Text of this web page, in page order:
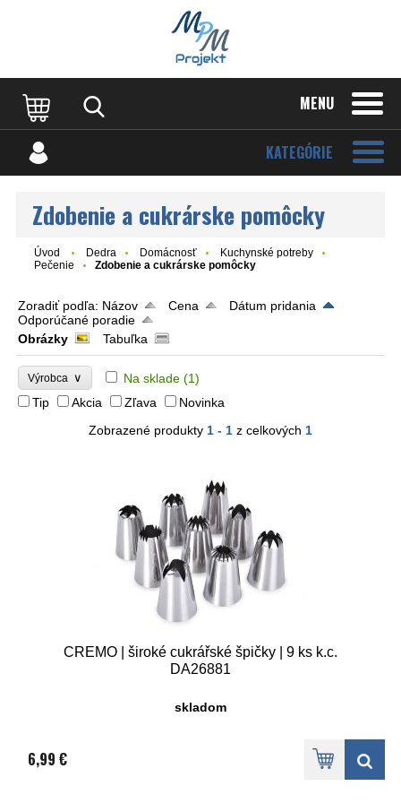
MENU
KATEGÓRIE
Zdobenie a cukrárske pomôcky
Úvod Dedra Domácnosť
Kuchynské potreby
Pečenie
Zdobenie a cukrárske pomôcky
Zoradiť podľa: Názov Cena
Dátum pridania
Odporúčané poradie
Obrázky
Tabuľka
Výrobca ∨ Na sklade (1)
Tip
Akcia Zľava
Novinka
Zobrazené produkty 1 - 1 z celkových 1
CREMO | široké cukrářské špičky | 9 ks k.c.
DA26881
skladom
6,99 €